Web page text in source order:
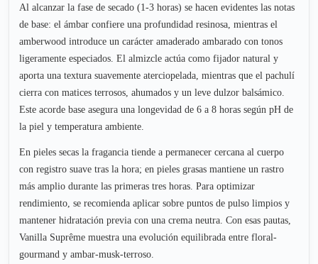
Al alcanzar la fase de secado (1-3 horas) se hacen evidentes las notas
de base: el ámbar confiere una profundidad resinosa, mientras el
amberwood introduce un carácter amaderado ambarado con tonos
ligeramente especiados. El almizcle actúa como fijador natural y
aporta una textura suavemente aterciopelada, mientras que el pachulí
cierra con matices terrosos, ahumados y un leve dulzor balsámico.
Este acorde base asegura una longevidad de 6 a 8 horas según pH de
la piel y temperatura ambiente.
En pieles secas la fragancia tiende a permanecer cercana al cuerpo
con registro suave tras la hora; en pieles grasas mantiene un rastro
más amplio durante las primeras tres horas. Para optimizar
rendimiento, se recomienda aplicar sobre puntos de pulso limpios y
mantener hidratación previa con una crema neutra. Con esas pautas,
Vanilla Suprême muestra una evolución equilibrada entre floral-
gourmand y ambar-musk-terroso.